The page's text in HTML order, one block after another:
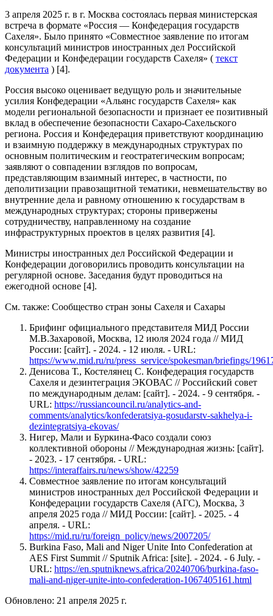
3 апреля 2025 г. в г. Москва состоялась первая министерская
встреча в формате «Россия — Конфедерация государств
Сахеля». Было принято «Совместное заявление по итогам
консультаций министров иностранных дел Российской
Федерации и Конфедерации государств Сахеля» ( текст
документа ) [4].
Россия высоко оценивает ведущую роль и значительные
усилия Конфедерации «Альянс государств Сахеля» как
модели региональной безопасности и признает ее позитивный
вклад в обеспечение безопасности Сахаро-Сахельского
региона. Россия и Конфедерация приветствуют координацию
и взаимную поддержку в международных структурах по
основным политическим и геостратегическим вопросам;
заявляют о совпадении взглядов по вопросам,
представляющим взаимный интерес, в частности, по
деполитизации правозащитной тематики, невмешательству во
внутренние дела и равному отношению к государствам в
международных структурах; стороны привержены
сотрудничеству, направленному на создание
инфраструктурных проектов в целях развития [4].
Министры иностранных дел Российской Федерации и
Конфедерации договорились проводить консультации на
регулярной основе. Заседания будут проводиться на
ежегодной основе [4].
См. также: Сообщество стран зоны Сахеля и Сахары
Брифинг официального представителя МИД России
М.В.Захаровой, Москва, 12 июля 2024 года // МИД
России: [сайт]. - 2024. - 12 июля. - URL:
https://www.mid.ru/ru/press_service/spokesman/briefings/
Денисова Т., Костелянец С. Конфедерация государств
Сахеля и дезинтеграция ЭКОВАС // Российский совет
по международным делам: [сайт]. - 2024. - 9 сентября. -
URL: https://russiancouncil.ru/analytics-and-
comments/analytics/konfederatsiya-gosudarstv-sakhelya-i-
dezintegratsiya-ekovas/
Нигер, Мали и Буркина-Фасо создали союз
коллективной обороны // Международная жизнь: [сайт].
- 2023. - 17 сентября. - URL:
https://interaffairs.ru/news/show/42259
Совместное заявление по итогам консультаций
министров иностранных дел Российской Федерации и
Конфедерации государств Сахеля (АГС), Москва, 3
апреля 2025 года // МИД России: [сайт]. - 2025. - 4
апреля. - URL:
https://mid.ru/ru/foreign_policy/news/2007205/
Burkina Faso, Mali and Niger Unite Into Confederation at
AES First Summit // Sputnik Africa: [site]. - 2024. - 6 July. -
URL: https://en.sputniknews.africa/20240706/burkina-faso-
mali-and-niger-unite-into-confederation-1067405161.html
Обновлено: 21 апреля 2025 г.